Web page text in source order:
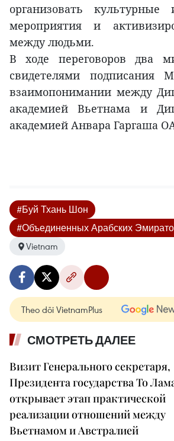
организовать
мероприятия и
между людьми.
В ходе переговоров два
свидетелями подписания
взаимопонимании между
академией Вьетнама и
академией Анвара Гаргаша
#Буй Тхань Шон
#Объединенных Арабских
Vietnam
Theo dõi VietnamPlus
СМОТРЕТЬ ДАЛЕЕ
Визит Генерального секретаря,
Президента государства То
открывает этап практической
реализации отношений между
Вьетнамом и Австралией